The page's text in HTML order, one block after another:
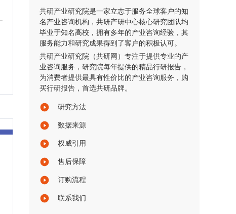
共研产业研究院是一家立志于服务全球客户的知
名产业咨询机构，共研产研中心核心研究团队均
毕业于知名高校，拥有多年的产业咨询经验，其
服务能力和研究成果得到了客户的积极认可。
共研产业研究院（共研网）专注于提供专业的产
业咨询服务，研究院每年提供的精品行研报告，
为消费者提供最具有性价比的产业咨询服务，购
买行研报告，首选共研品牌。
研究方法
数据来源
权威引用
售后保障
订购流程
联系我们